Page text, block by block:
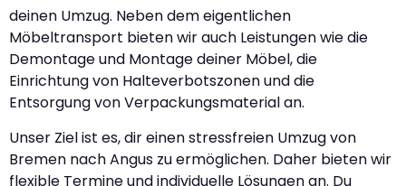
deinen Umzug. Neben dem eigentlichen
Möbeltransport bieten wir auch Leistungen wie die
Demontage und Montage deiner Möbel, die
Einrichtung von Halteverbotszonen und die
Entsorgung von Verpackungsmaterial an.
Unser Ziel ist es, dir einen stressfreien Umzug von
Bremen nach Angus zu ermöglichen. Daher bieten wir
flexible Termine und individuelle Lösungen an. Du